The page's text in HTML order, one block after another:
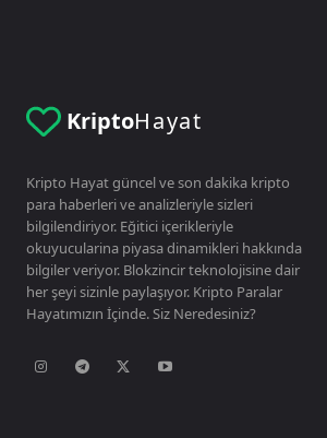
KriptoHayat
Kripto Hayat güncel ve son dakika kripto
para haberleri ve analizleriyle sizleri
bilgilendiriyor. Eğitici içerikleriyle
okuyucularina piyasa dinamikleri hakkında
bilgiler veriyor. Blokzincir teknolojisine dair
her şeyi sizinle paylaşıyor. Kripto Paralar
Hayatımızın İçinde. Siz Neredesiniz?